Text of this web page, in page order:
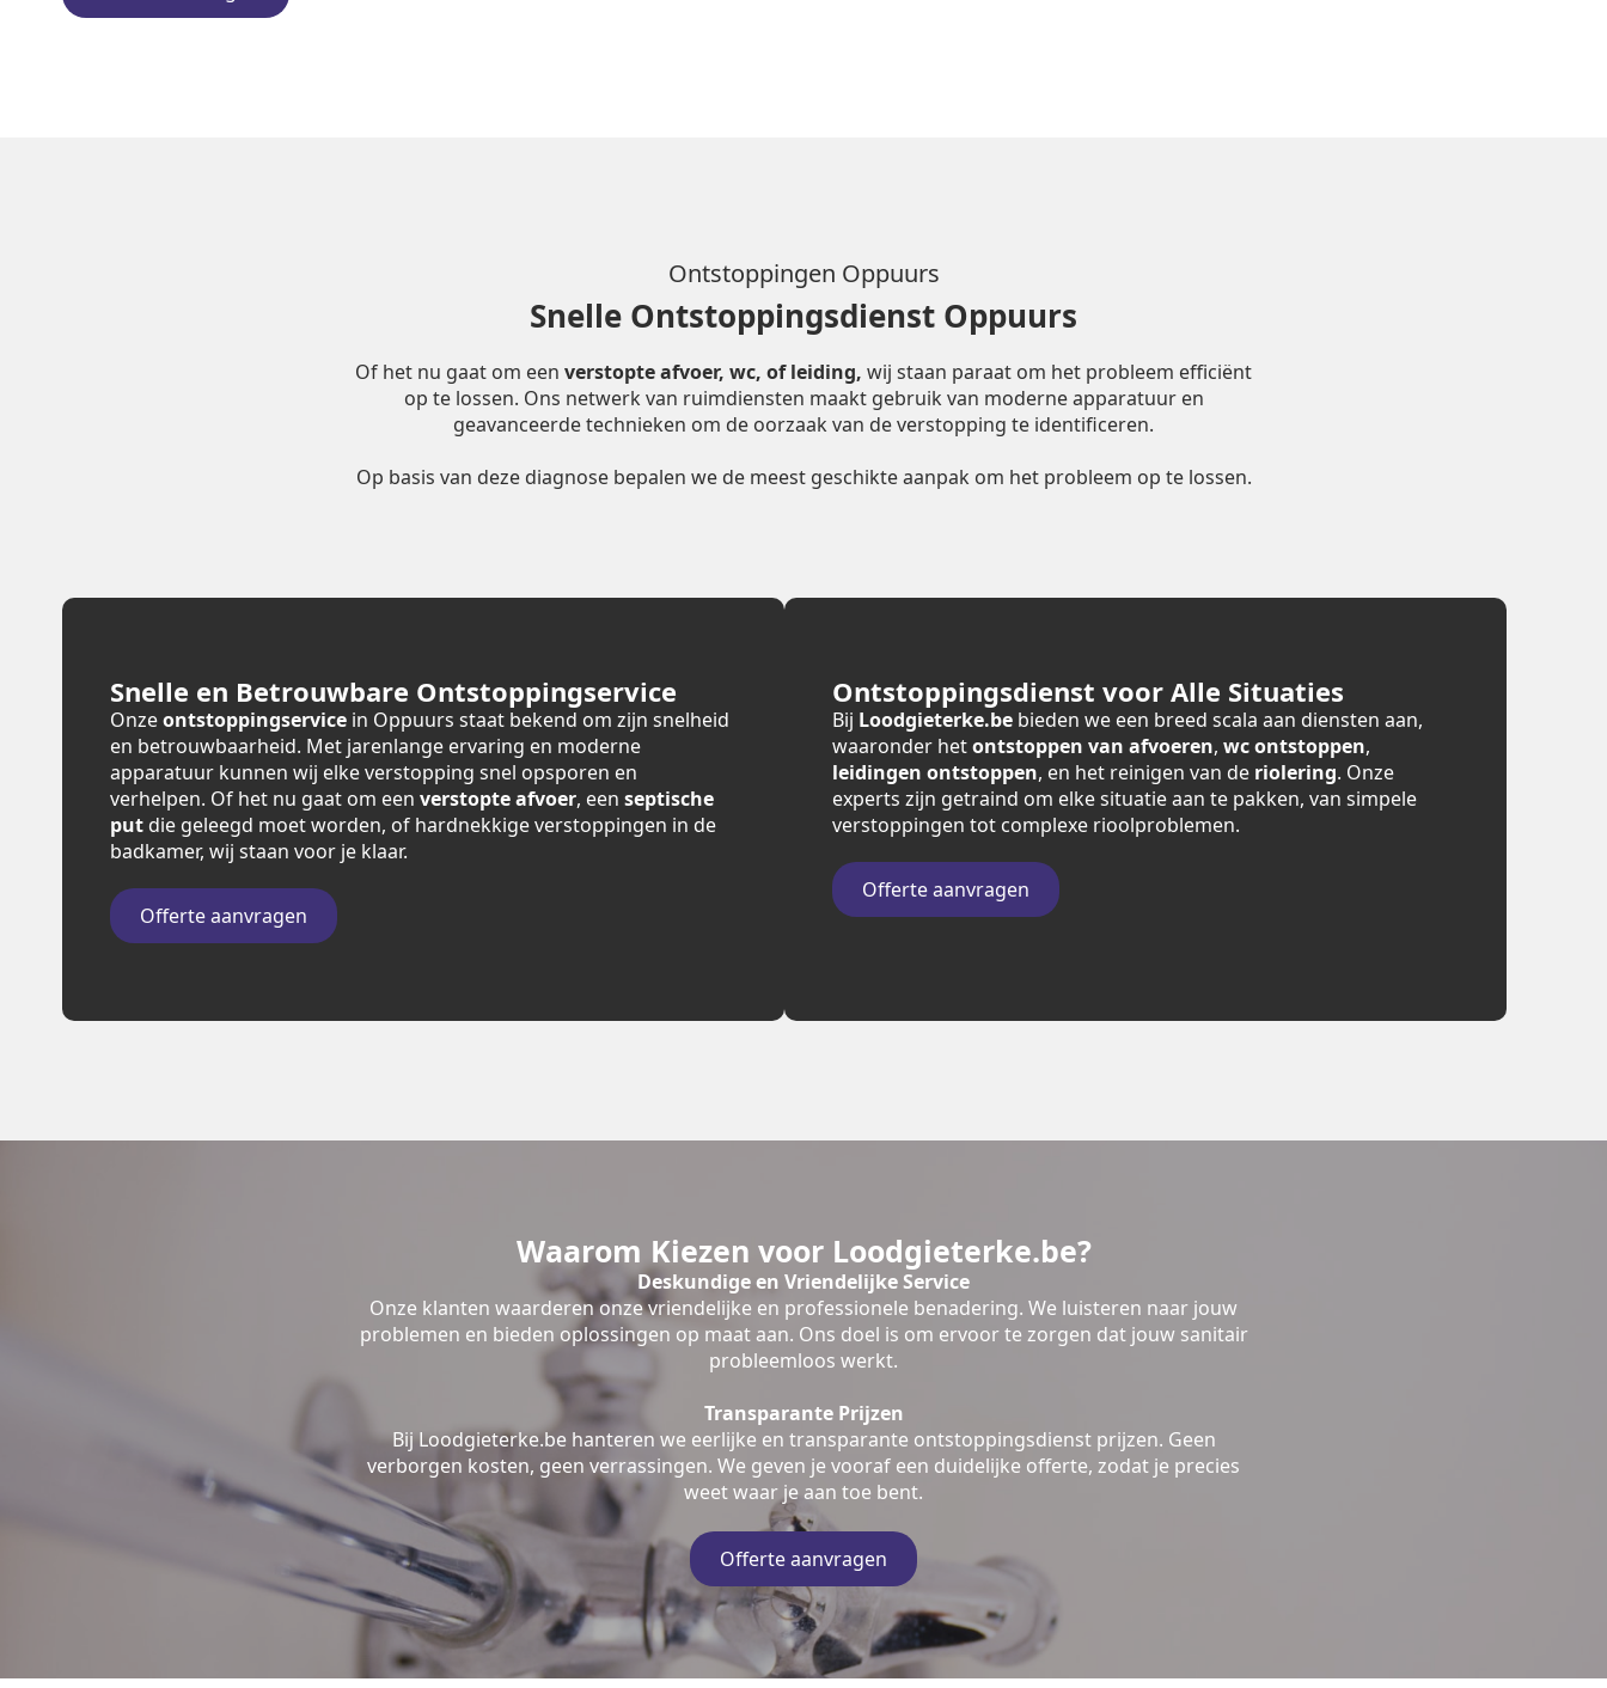
Ontstoppingen Oppuurs
Snelle Ontstoppingsdienst Oppuurs
Of het nu gaat om een verstopte afvoer, wc, of leiding, wij staan paraat om het probleem efficiënt
op te lossen. Ons netwerk van ruimdiensten maakt gebruik van moderne apparatuur en
geavanceerde technieken om de oorzaak van de verstopping te identificeren.
Op basis van deze diagnose bepalen we de meest geschikte aanpak om het probleem op te lossen.
Snelle en Betrouwbare Ontstoppingservice
Onzeontstoppingservice in Oppuurs staat bekend om zijn snelheid
en betrouwbaarheid. Met jarenlange ervaring en moderne
apparatuur kunnen wij elke verstopping snel opsporen en
verhelpen. Of het nu gaat om een verstopte afvoer, een septische
put die geleegd moet worden, of hardnekkige verstoppingen in de
badkamer, wij staan voor je klaar.
Offerte aanvragen
Ontstoppingsdienst voor Alle Situaties
Bij Loodgieterke.be bieden we een breed scala aan diensten aan,
waaronder hetontstoppen van afvoeren, wc ontstoppen,
leidingen ontstoppen, en het reinigen van de riolering. Onze
experts zijn getraind om elke situatie aan te pakken, van simpele
verstoppingen tot complexe rioolproblemen.
Offerte aanvragen
Waarom Kiezen voor Loodgieterke.be?
Deskundige en Vriendelijke Service
Onze klanten waarderen onze vriendelijke en professionele benadering. We luisteren naar jouw
problemen en bieden oplossingen op maat aan. Ons doel is om ervoor te zorgen dat jouw sanitair
probleemloos werkt.
Transparante Prijzen
Bij Loodgieterke.be hanteren we eerlijke en transparante ontstoppingsdienst prijzen. Geen
verborgen kosten, geen verrassingen. We geven je vooraf een duidelijke offerte, zodat je precies
weet waar je aan toe bent.
Offerte aanvragen